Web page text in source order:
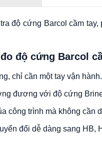
độ cứng Barcol cầm
độ cứng Barcol
chỉ cần một tay vận hành.
đương với độ cứng
công trình mà không cần
đổi dễ dàng sang HB,